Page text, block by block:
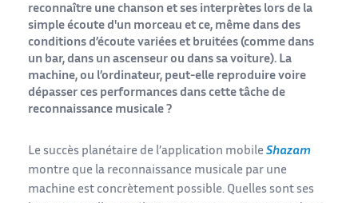
reconnaître une chanson et ses interprètes lors de la
simple écoute d'un morceau et ce, même dans des
conditions d’écoute variées et bruitées (comme dans
un bar, dans un ascenseur ou dans sa voiture). La
machine, ou l’ordinateur, peut-elle reproduire voire
dépasser ces performances dans cette tâche de
reconnaissance musicale ?
Le succès planétaire de l’application mobile Shazam
montre que la reconnaissance musicale par une
machine est concrètement possible. Quelles sont ses